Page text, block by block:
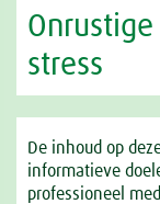
stress
De inhoud op
informatieve
professioneel